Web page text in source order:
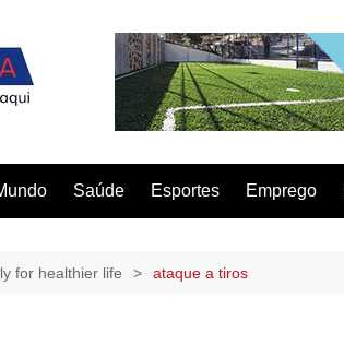
Saúde Esportes Emprego
for healthier life ataque a tiros